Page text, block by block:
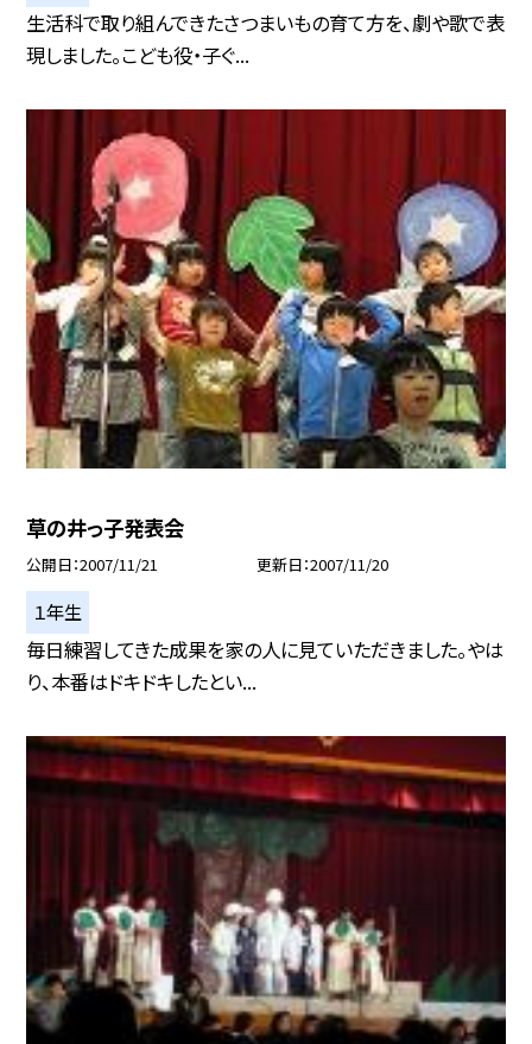
生活科で取り組んできたさつまいもの育て方を、劇や歌で表
現しました。こども役・子ぐ...
草の井っ子発表会
公開日 2007/11/21 更新日 2007/11/20
１年生
毎日練習してきた成果を家の人に見ていただきました。やは
り、本番はドキドキしたとい...